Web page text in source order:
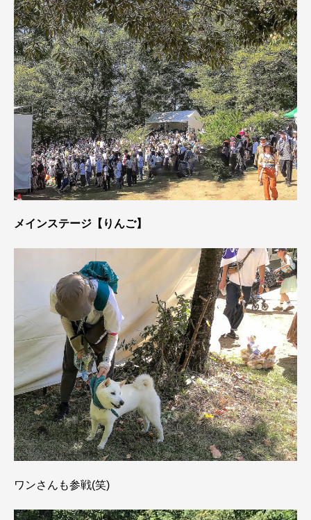
メインステージ【りんご】
ワンさんも参戦(笑)